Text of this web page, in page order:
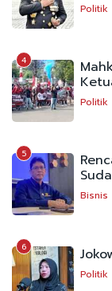
Politik
4
Politik
5
Bisnis
6
Politik